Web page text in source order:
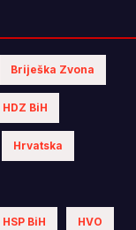
Briješka Zvona
HDZ BiH
Hrvatska
HSP BiH HVO